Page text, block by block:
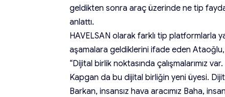
geldikten sonra araç üzerinde ne tip
anlattı.
HAVELSAN olarak farklı tip platformlarla
aşamalara geldiklerini ifade eden
“Dijital birlik noktasında çalışmalarımız
Kapgan da bu dijital birliğin yeni üyesi.
Barkan, insansız hava aracımız Baha,